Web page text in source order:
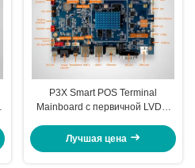
P3X Smart POS Terminal
Mainboard с первичной LVDS,
EDP, вторичной EDP
Лучшая цена